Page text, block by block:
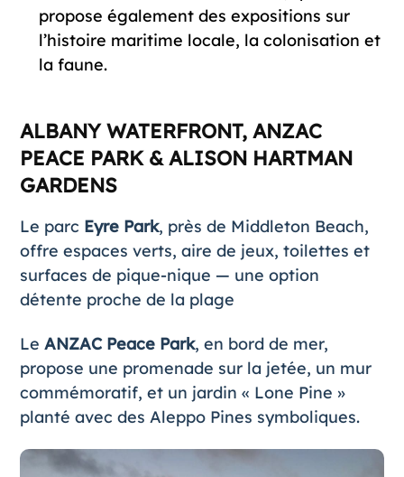
propose également des expositions sur
l’histoire maritime locale, la colonisation et
la faune.
ALBANY WATERFRONT, ANZAC
PEACE PARK & ALISON HARTMAN
GARDENS
Le parc Eyre Park, près de Middleton Beach,
offre espaces verts, aire de jeux, toilettes et
surfaces de pique-nique — une option
détente proche de la plage
Le ANZAC Peace Park, en bord de mer,
propose une promenade sur la jetée, un mur
commémoratif, et un jardin « Lone Pine »
planté avec des Aleppo Pines symboliques.